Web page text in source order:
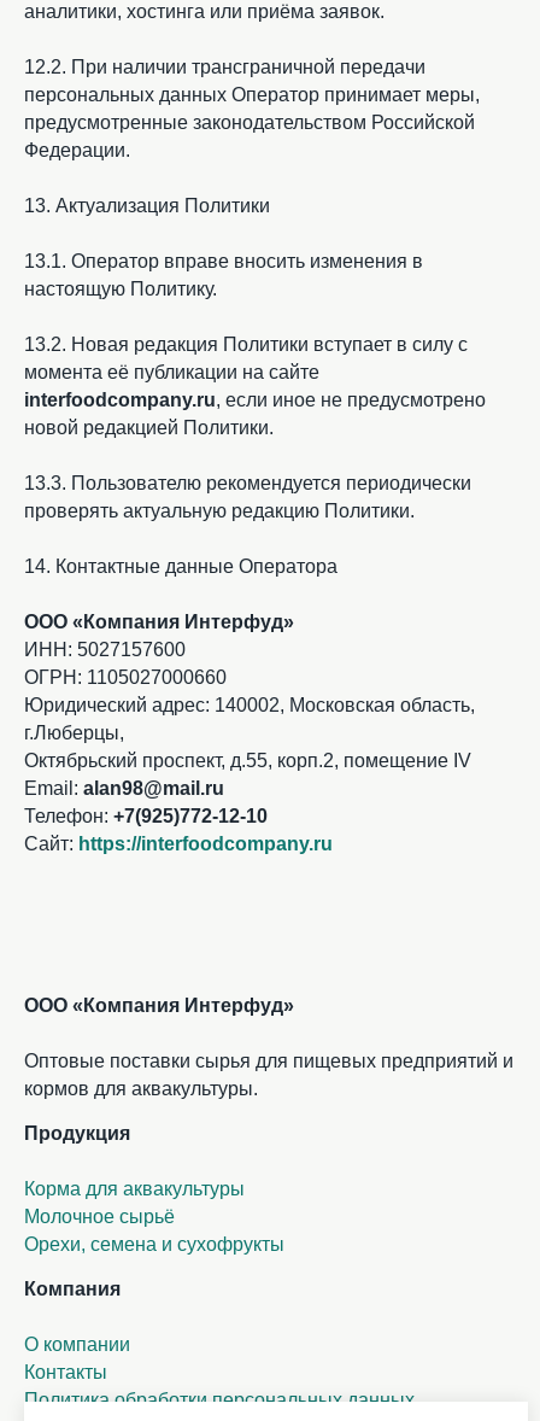
аналитики, хостинга или приёма заявок.
12.2. При наличии трансграничной передачи
персональных данных Оператор принимает меры,
предусмотренные законодательством Российской
Федерации.
13. Актуализация Политики
13.1. Оператор вправе вносить изменения в
настоящую Политику.
13.2. Новая редакция Политики вступает в силу с
момента её публикации на сайте
interfoodcompany.ru, если иное не предусмотрено
новой редакцией Политики.
13.3. Пользователю рекомендуется периодически
проверять актуальную редакцию Политики.
14. Контактные данные Оператора
ООО «Компания Интерфуд»
ИНН: 5027157600
ОГРН: 1105027000660
Юридический адрес: 140002, Московская область,
г.Люберцы,
Октябрьский проспект, д.55, корп.2, помещение IV
Email: alan98@mail.ru
Телефон: +7(925)772-12-10
Сайт: https://interfoodcompany.ru
ООО «Компания Интерфуд»
Оптовые поставки сырья для пищевых предприятий и
кормов для аквакультуры.
Продукция
Корма для аквакультуры
Молочное сырьё
Орехи, семена и сухофрукты
Компания
О компании
Контакты
Политика обработки персональных данных